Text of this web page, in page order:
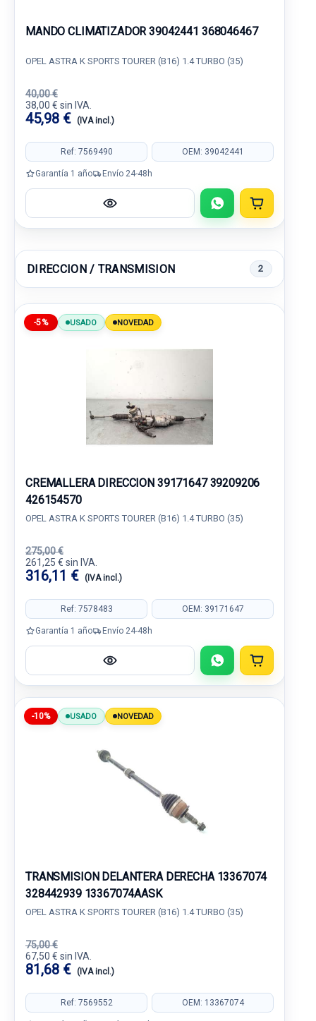
MANDO CLIMATIZADOR 39042441 368046467
OPEL ASTRA K SPORTS TOURER (B16) 1.4 TURBO (35)
40,00 €
38,00 € sin IVA.
45,98 € (IVA incl.)
Ref: 7569490 OEM: 39042441
Garantía 1 año Envío 24-48h
DIRECCION / TRANSMISION 2
-5% USADO NOVEDAD
CREMALLERA DIRECCION 39171647 39209206
426154570
OPEL ASTRA K SPORTS TOURER (B16) 1.4 TURBO (35)
275,00 €
261,25 € sin IVA.
316,11 € (IVA incl.)
Ref: 7578483 OEM: 39171647
Garantía 1 año Envío 24-48h
-10% USADO NOVEDAD
TRANSMISION DELANTERA DERECHA 13367074
328442939 13367074AASK
OPEL ASTRA K SPORTS TOURER (B16) 1.4 TURBO (35)
75,00 €
67,50 € sin IVA.
81,68 € (IVA incl.)
Ref: 7569552 OEM: 13367074